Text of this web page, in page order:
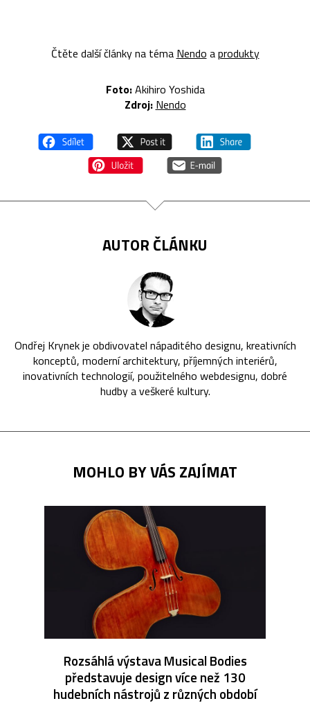
Čtěte další články na téma Nendo aprodukty
Foto:Akihiro Yoshida
Zdroj: Nendo
AUTOR ČLÁNKU
Ondřej Krynek je obdivovatel nápaditého designu, kreativních
konceptů, moderní architektury, příjemných interiérů,
inovativních technologií, použitelného webdesignu, dobré
hudby a veškeré kultury.
MOHLO BY VÁS ZAJÍMAT
Rozsáhlá výstava Musical Bodies
představuje design více než 130
hudebních nástrojů z různých období